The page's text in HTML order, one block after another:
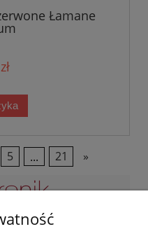
Łamane
5 ... 21 »